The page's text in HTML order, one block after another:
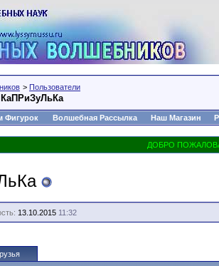
> Пользователи
Фигурок Волшебная Рассылка Наш Магазин
13.10.2015 11:32